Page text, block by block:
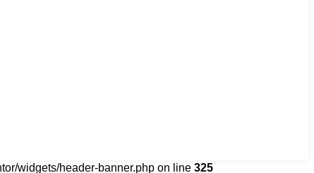
widgets/header-banner.php on line 325